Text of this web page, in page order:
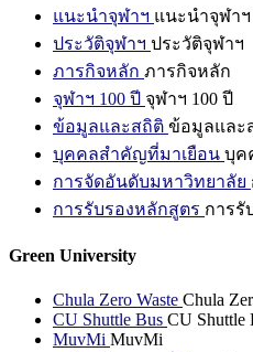
แนะนำจุฬาฯ แนะนำจุฬาฯ
ประวัติจุฬาฯ ประวัติจุฬาฯ
ภารกิจหลัก ภารกิจหลัก
จุฬาฯ 100 ปี จุฬาฯ 100 ปี
ข้อมูลและสถิติ ข้อมูลและ
บุคคลสำคัญที่มาเยือน บุค
การจัดอันดับมหาวิทยาลัย
การรับรองหลักสูตร การรั
Green University
Chula Zero Waste Chula
CU Shuttle Bus CU Shuttle
MuvMi MuvMi